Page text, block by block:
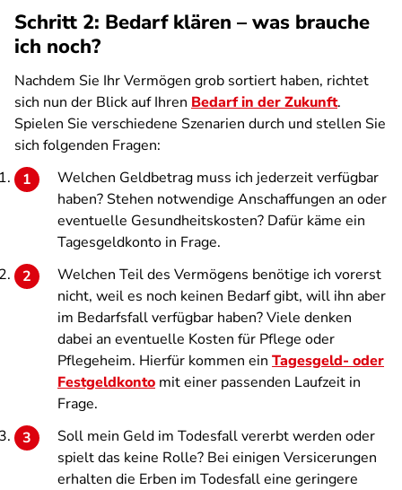
Schritt 2: Bedarf klären – was brauche
ich noch?
Nachdem Sie Ihr Vermögen grob sortiert haben, richtet
sich nun der Blick auf Ihren Bedarf in der Zukunft.
Spielen Sie verschiedene Szenarien durch und stellen Sie
sich folgenden Fragen:
Welchen Geldbetrag muss ich jederzeit verfügbar
haben? Stehen notwendige Anschaffungen an oder
eventuelle Gesundheitskosten? Dafür käme ein
Tagesgeldkonto in Frage.
Welchen Teil des Vermögens benötige ich vorerst
nicht, weil es noch keinen Bedarf gibt, will ihn aber
im Bedarfsfall verfügbar haben? Viele denken
dabei an eventuelle Kosten für Pflege oder
Pflegeheim. Hierfür kommen ein Tagesgeld- oder
Festgeldkonto mit einer passenden Laufzeit in
Frage.
Soll mein Geld im Todesfall vererbt werden oder
spielt das keine Rolle? Bei einigen Versicerungen
erhalten die Erben im Todesfall eine geringere